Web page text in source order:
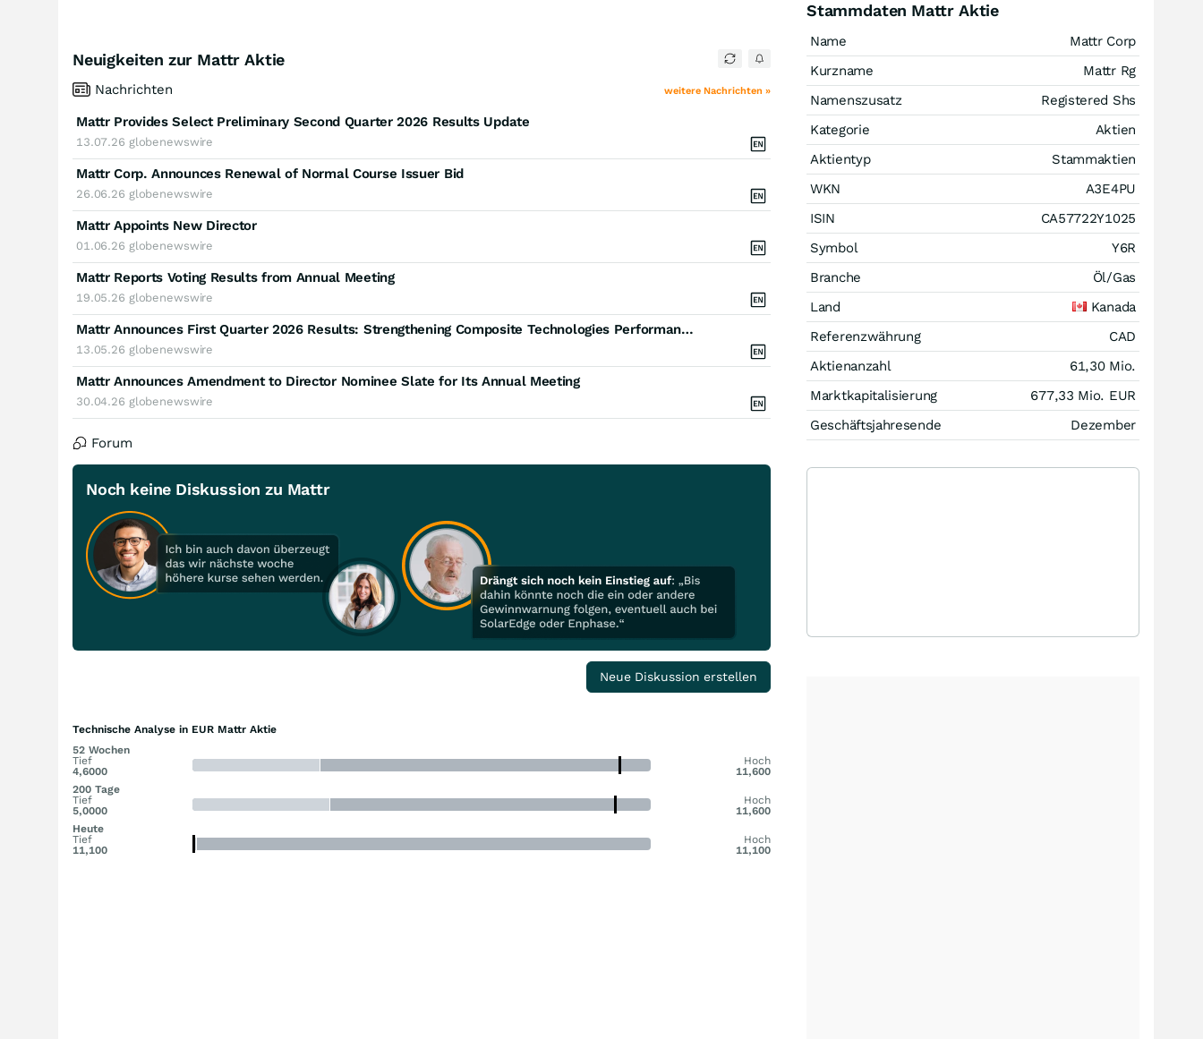
Neuigkeiten zur Mattr Aktie
Nachrichten weitere Nachrichten »
Mattr Provides Select Preliminary Second Quarter 2026 Results Update
13.07.26 globenewswire
Mattr Corp. Announces Renewal of Normal Course Issuer Bid
26.06.26 globenewswire
Mattr Appoints New Director
01.06.26 globenewswire
Mattr Reports Voting Results from Annual Meeting
19.05.26 globenewswire
Mattr Announces First Quarter 2026 Results: Strengthening Composite Technologies Performance Drives Sequential Growth and Improved Full Year Outlook
13.05.26 globenewswire
Mattr Announces Amendment to Director Nominee Slate for Its Annual Meeting
30.04.26 globenewswire
Forum
Noch keine Diskussion zu Mattr
Neue Diskussion erstellen
Technische Analyse in EUR Mattr Aktie
52 Wochen
Tief
4,6000
Hoch
11,600
200 Tage
Tief
5,0000
Hoch
11,600
Heute
Tief
11,100
Hoch
11,100
Stammdaten Mattr Aktie
Name
Mattr Corp
Kurzname
Mattr Rg
Namenszusatz
Registered Shs
Kategorie
Aktien
Aktientyp
Stammaktien
WKN
A3E4PU
ISIN
CA57722Y1025
Symbol
Y6R
Branche
Öl/Gas
Land
Kanada
Referenzwährung
CAD
Aktienanzahl
61,30 Mio.
Marktkapitalisierung
677,33 Mio. EUR
Geschäftsjahresende
Dezember